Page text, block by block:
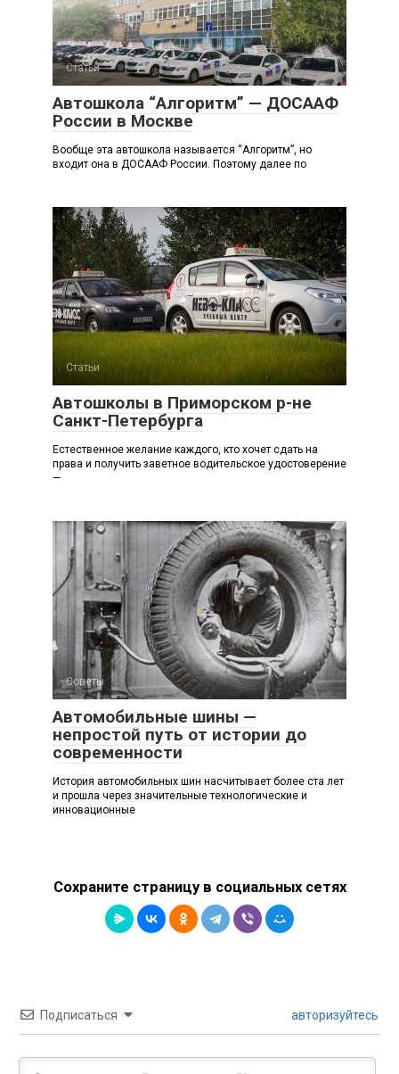
Статьи
Автошкола “Алгоритм” — ДОСААФ
России в Москве
Вообще эта автошкола называется “Алгоритм”, но
входит она в ДОСААФ России. Поэтому далее по
Статьи
Автошколы в Приморском р-не
Санкт-Петербурга
Естественное желание каждого, кто хочет сдать на
права и получить заветное водительское удостоверение
—
Советы
Автомобильные шины —
непростой путь от истории до
современности
История автомобильных шин насчитывает более ста лет
и прошла через значительные технологические и
инновационные
Сохраните страницу в социальных сетях
Подписаться авторизуйтесь